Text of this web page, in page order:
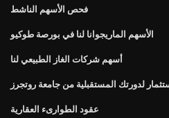
فحص الأسهم الناشط
الأسهم الماريجوانا لنا في بورصة طوكيو
أسهم شركات الغاز الطبيعي لنا
لدورتك المستقبلية من جامعة روتجرز
عقود الطوارىء العقارية